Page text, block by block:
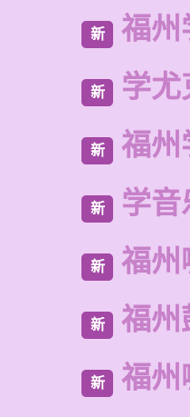
新 福州
新 学尤
新 福州
新 学音
新 福州
新 福州
新 福州